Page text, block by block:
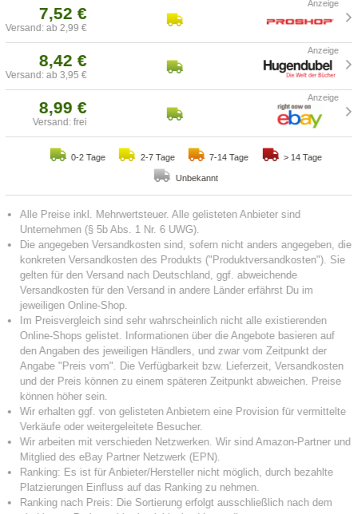
7,52 €
Versand: ab 2,99 €
8,42 €
Versand: ab 3,95 €
8,99 €
Versand: frei
0-2 Tage 2-7 Tage 7-14 Tage > 14 Tage
Unbekannt